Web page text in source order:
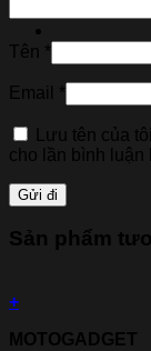
Tên *
Email *
Lưu tên của
cho lần bình luận
Sản phẩm
+
MOTOGADGET